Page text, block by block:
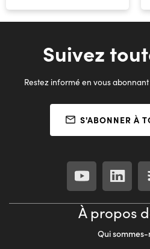
Suivez
Restez informé en vous
S'ABONNER À
À propos
Qui sommes-